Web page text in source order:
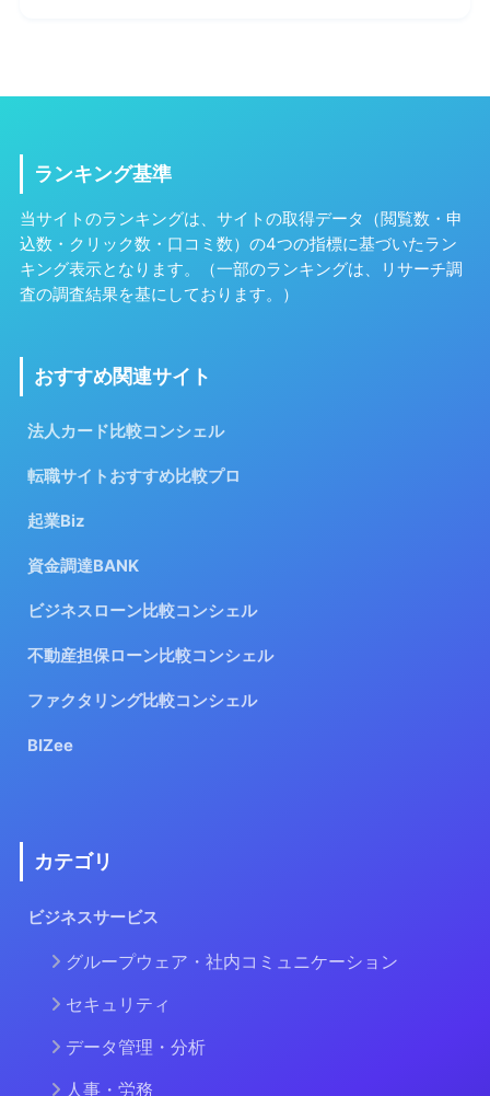
ランキング基準
当サイトのランキングは、サイトの取得データ（閲覧数・申
込数・クリック数・口コミ数）の4つの指標に基づいたラン
キング表示となります。（一部のランキングは、リサーチ調
査の調査結果を基にしております。）
おすすめ関連サイト
法人カード比較コンシェル
転職サイトおすすめ比較プロ
起業Biz
資金調達BANK
ビジネスローン比較コンシェル
不動産担保ローン比較コンシェル
ファクタリング比較コンシェル
BIZee
カテゴリ
ビジネスサービス
グループウェア・社内コミュニケーション
セキュリティ
データ管理・分析
人事・労務